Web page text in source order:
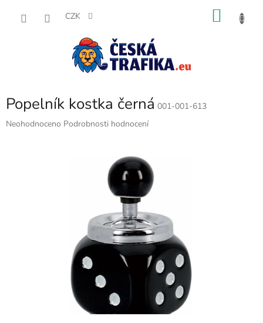
CZK
Popelník kostka černá 001-001-613
Průměrné
Neohodnoceno Podrobnosti hodnocení